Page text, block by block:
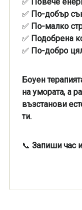
✅ По-добър
✅ По-малко
✅ Подобрена
✅ По-добро
Боуен
на умората, а
възстанови
ти.
📞 Запиши час